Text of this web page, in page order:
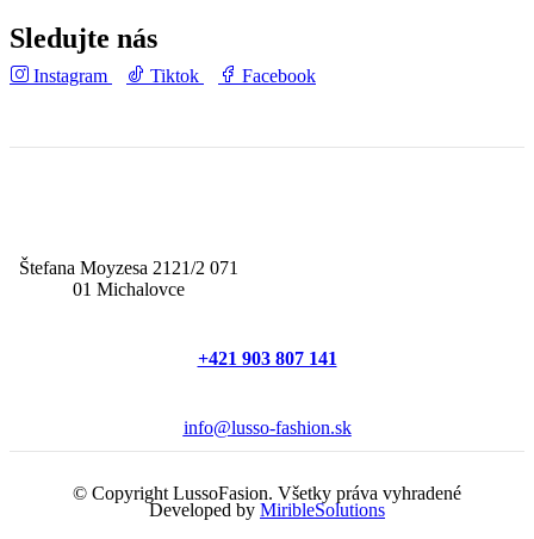
Sledujte nás
Instagram Tiktok Facebook
Štefana Moyzesa 2121/2 071
01 Michalovce
+421 903 807 141
info@lusso-fashion.sk
© Copyright LussoFasion. Všetky práva vyhradené
Developed by MiribleSolutions